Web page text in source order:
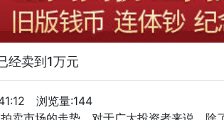
经卖到1万元
浏览量:144